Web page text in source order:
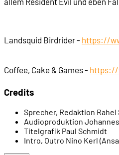
00:25:23 Was ist Vault-
00:27:56 Der Pip-Boy
00:30:39 Raider
Landsquid Birdrider - https://
Coffee, Cake & Games - https://
Credits
Sprecher, Redaktion Rahel
Audioproduktion
Titelgrafik Paul Schmidt
Intro, Outro Nino Kerl